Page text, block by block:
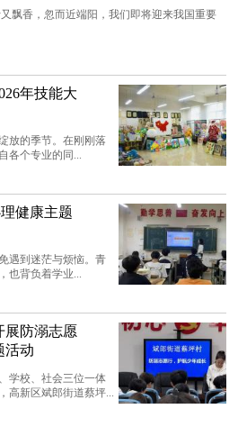
飘香，忽而近端阳，我们即将迎来我国重要
年技能大
放的季节。在刚刚落
各个专业的同...
健康主题
遇到迷茫与烦恼。青
也背负着学业...
展防溺志愿
活动
学校、社会三位一体
高新区斌郎街道蔡坪...